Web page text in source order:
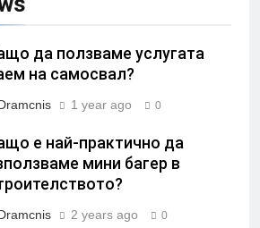
да ползваме услугата
на самосвал?
1 year ago 0
е най-практично да
мини багер в
2 years ago 0